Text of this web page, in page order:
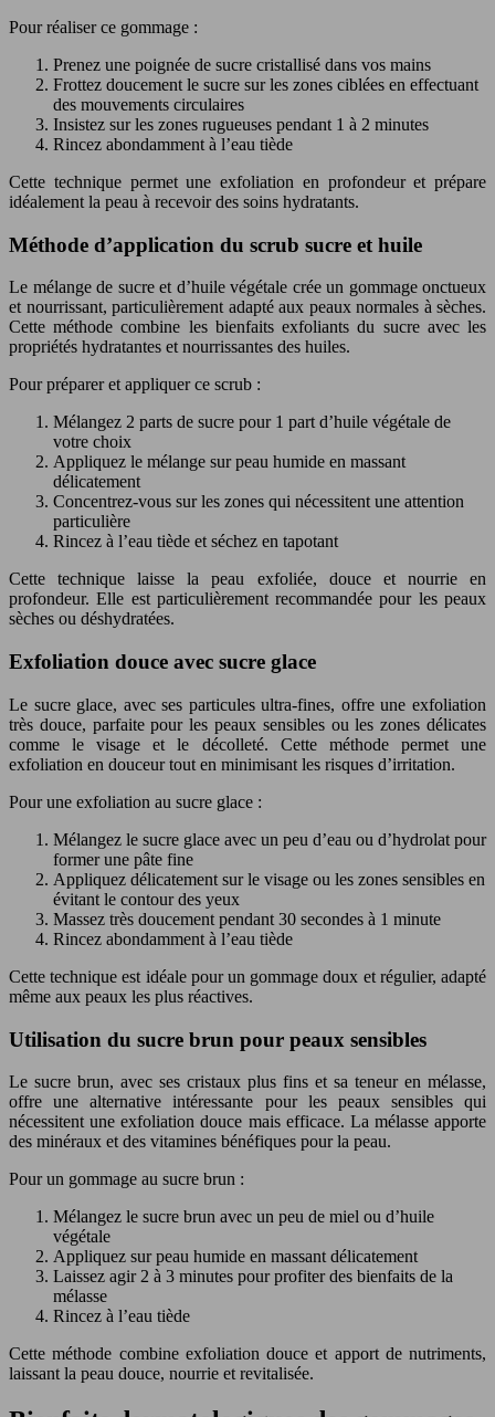
Pour réaliser ce gommage :
Prenez une poignée de sucre cristallisé dans vos mains
Frottez doucement le sucre sur les zones ciblées en effectuant
des mouvements circulaires
Insistez sur les zones rugueuses pendant 1 à 2 minutes
Rincez abondamment à l’eau tiède
Cette technique permet une exfoliation en profondeur et prépare
idéalement la peau à recevoir des soins hydratants.
Méthode d’application du scrub sucre et huile
Le mélange de sucre et d’huile végétale crée un gommage onctueux
et nourrissant, particulièrement adapté aux peaux normales à sèches.
Cette méthode combine les bienfaits exfoliants du sucre avec les
propriétés hydratantes et nourrissantes des huiles.
Pour préparer et appliquer ce scrub :
Mélangez 2 parts de sucre pour 1 part d’huile végétale de
votre choix
Appliquez le mélange sur peau humide en massant
délicatement
Concentrez-vous sur les zones qui nécessitent une attention
particulière
Rincez à l’eau tiède et séchez en tapotant
Cette technique laisse la peau exfoliée, douce et nourrie en
profondeur. Elle est particulièrement recommandée pour les peaux
sèches ou déshydratées.
Exfoliation douce avec sucre glace
Le sucre glace, avec ses particules ultra-fines, offre une exfoliation
très douce, parfaite pour les peaux sensibles ou les zones délicates
comme le visage et le décolleté. Cette méthode permet une
exfoliation en douceur tout en minimisant les risques d’irritation.
Pour une exfoliation au sucre glace :
Mélangez le sucre glace avec un peu d’eau ou d’hydrolat pour
former une pâte fine
Appliquez délicatement sur le visage ou les zones sensibles en
évitant le contour des yeux
Massez très doucement pendant 30 secondes à 1 minute
Rincez abondamment à l’eau tiède
Cette technique est idéale pour un gommage doux et régulier, adapté
même aux peaux les plus réactives.
Utilisation du sucre brun pour peaux sensibles
Le sucre brun, avec ses cristaux plus fins et sa teneur en mélasse,
offre une alternative intéressante pour les peaux sensibles qui
nécessitent une exfoliation douce mais efficace. La mélasse apporte
des minéraux et des vitamines bénéfiques pour la peau.
Pour un gommage au sucre brun :
Mélangez le sucre brun avec un peu de miel ou d’huile
végétale
Appliquez sur peau humide en massant délicatement
Laissez agir 2 à 3 minutes pour profiter des bienfaits de la
mélasse
Rincez à l’eau tiède
Cette méthode combine exfoliation douce et apport de nutriments,
laissant la peau douce, nourrie et revitalisée.